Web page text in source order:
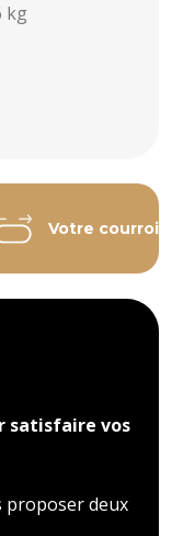
kg
Votre courroie
satisfaire vos
proposer deux